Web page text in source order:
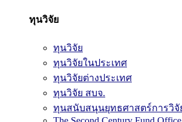
ทุนวิจัย
ทุนวิจัย
ทุนวิจัยในประเทศ
ทุนวิจัยต่างประเทศ
ทุนวิจัย สบจ.
ทุนสนับสนุนยุทธศาสตร์การวิจั